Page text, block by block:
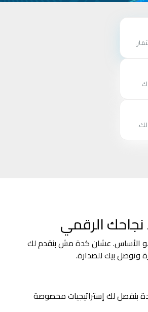
هو الأساس. عشان كدة مش بنقدم لك
وتوصل بيك للصدارة.
بنفصل لك إستراتيجيات مخصوصة